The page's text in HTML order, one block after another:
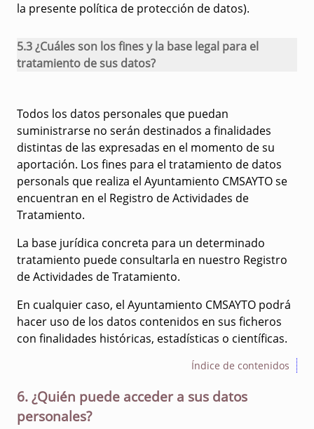
la presente política de protección de datos).
5.3 ¿Cuáles son los fines y la base legal para el
tratamiento de sus datos?
Todos los datos personales que puedan
suministrarse no serán destinados a finalidades
distintas de las expresadas en el momento de su
aportación. Los fines para el tratamiento de datos
personals que realiza el Ayuntamiento CMSAYTO se
encuentran en el Registro de Actividades de
Tratamiento.
La base jurídica concreta para un determinado
tratamiento puede consultarla en nuestro Registro
de Actividades de Tratamiento.
En cualquier caso, el Ayuntamiento CMSAYTO podrá
hacer uso de los datos contenidos en sus ficheros
con finalidades históricas, estadísticas o científicas.
Índice de contenidos
6. ¿Quién puede acceder a sus datos
personales?